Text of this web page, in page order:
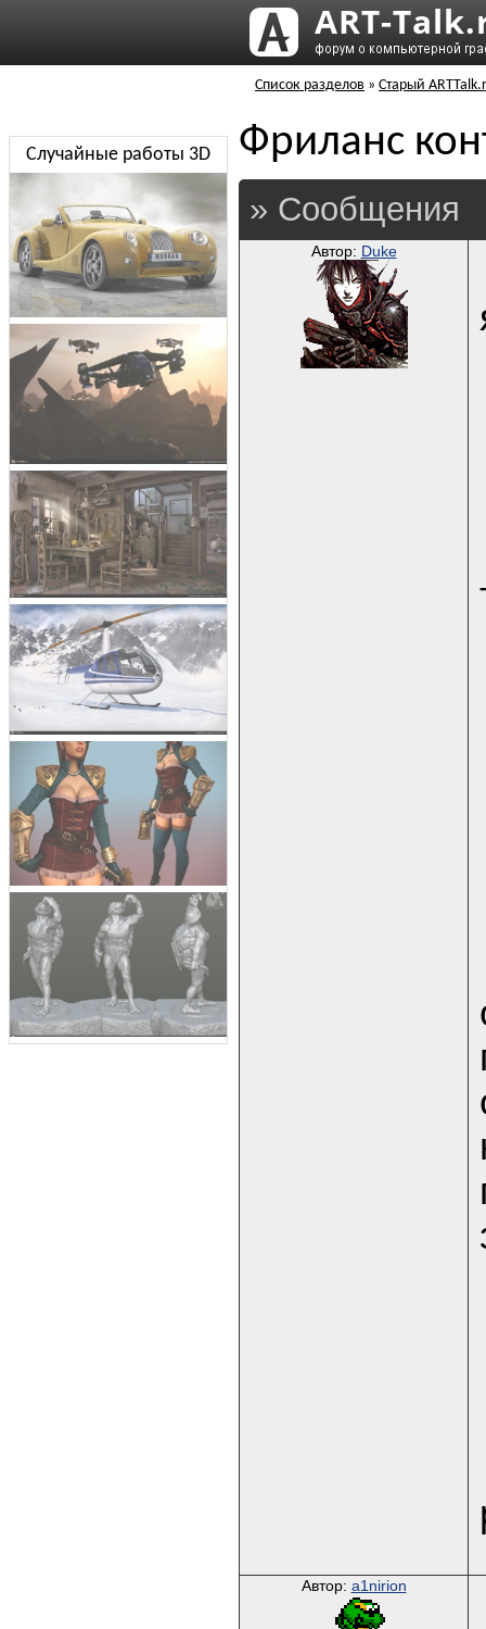
Список разделов » Старый
Фриланс
» Сообщения
Автор: Duke
Автор: a1nirion
Случайные работы 3D